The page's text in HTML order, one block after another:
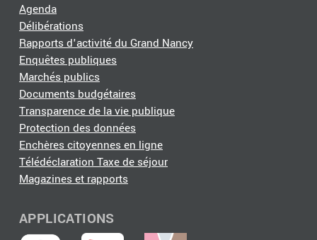
Agenda
Délibérations
Rapports d'activité du Grand Nancy
Enquêtes publiques
Marchés publics
Documents budgétaires
Transparence de la vie publique
Protection des données
Enchères citoyennes en ligne
Télédéclaration Taxe de séjour
Magazines et rapports
APPLICATIONS